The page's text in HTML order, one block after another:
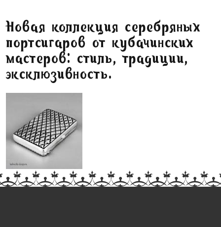
Новая коллекция серебряных
портсигаров от кубачинских
мастеров: стиль, традиции,
эксклюзивность.